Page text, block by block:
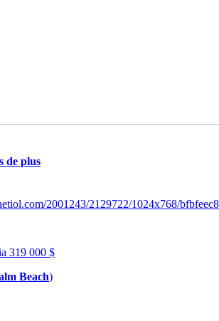
de plus
2001243/2129722/1024x768/
319 000 $
Beach)